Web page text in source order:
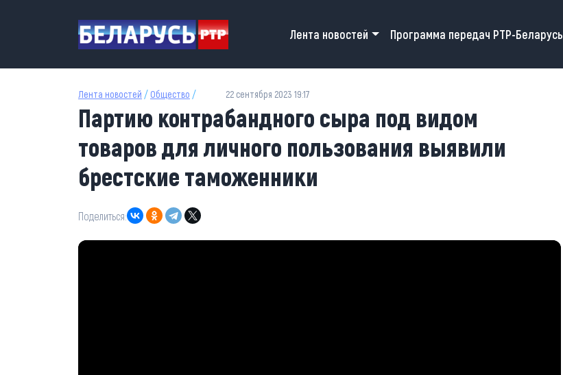
Main navigation
Лента новостей Программа передач РТР-Беларусь
Лента новостей / Общество / 22 сентября 2023 19:17
Партию контрабандного сыра под видом
товаров для личного пользования выявили
брестские таможенники
Поделиться: